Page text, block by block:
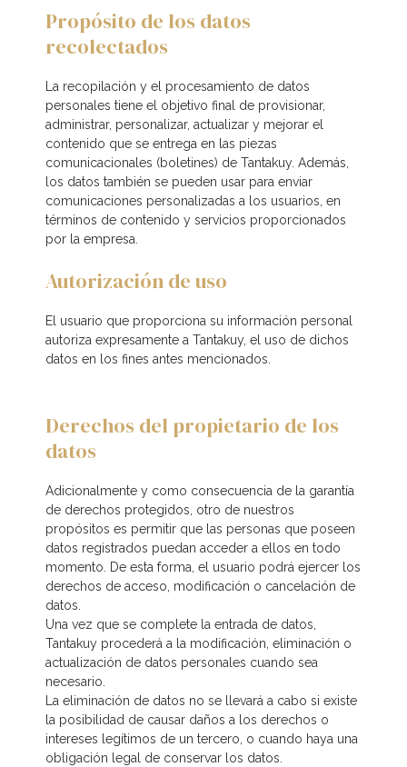
Propósito de los datos
recolectados
La recopilación y el procesamiento de datos
personales tiene el objetivo final de provisionar,
administrar, personalizar, actualizar y mejorar el
contenido que se entrega en las piezas
comunicacionales (boletines) de Tantakuy. Además,
los datos también se pueden usar para enviar
comunicaciones personalizadas a los usuarios, en
términos de contenido y servicios proporcionados
por la empresa.
Autorización de uso
El usuario que proporciona su información personal
autoriza expresamente a Tantakuy, el uso de dichos
datos en los fines antes mencionados.
Derechos del propietario de los
datos
Adicionalmente y como consecuencia de la garantía
de derechos protegidos, otro de nuestros
propósitos es permitir que las personas que poseen
datos registrados puedan acceder a ellos en todo
momento. De esta forma, el usuario podrá ejercer los
derechos de acceso, modificación o cancelación de
datos.
Una vez que se complete la entrada de datos,
Tantakuy procederá a la modificación, eliminación o
actualización de datos personales cuando sea
necesario.
La eliminación de datos no se llevará a cabo si existe
la posibilidad de causar daños a los derechos o
intereses legítimos de un tercero, o cuando haya una
obligación legal de conservar los datos.